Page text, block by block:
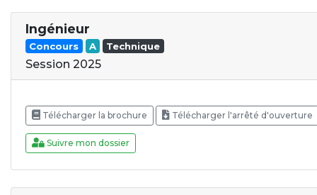
Ingénieur
Concours A Technique
Session 2025
Télécharger la brochure Télécharger l'arrêté d'ouverture
Suivre mon dossier